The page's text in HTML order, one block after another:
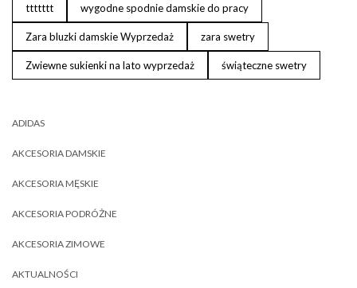
ttttttt wygodne spodnie damskie do pracy
Zara bluzki damskie Wyprzedaż zara swetry
Zwiewne sukienki na lato wyprzedaż świąteczne swetry
ADIDAS
AKCESORIA DAMSKIE
AKCESORIA MĘSKIE
AKCESORIA PODRÓŻNE
AKCESORIA ZIMOWE
AKTUALNOŚCI